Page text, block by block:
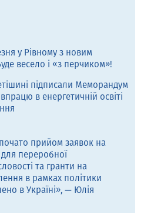
у Рівному з новим
весело і «з перчиком»!
підписали Меморандум
в енергетичній освіті
прийом заявок на
для переробної
та гранти на
в рамках політики
в Україні», — Юлія